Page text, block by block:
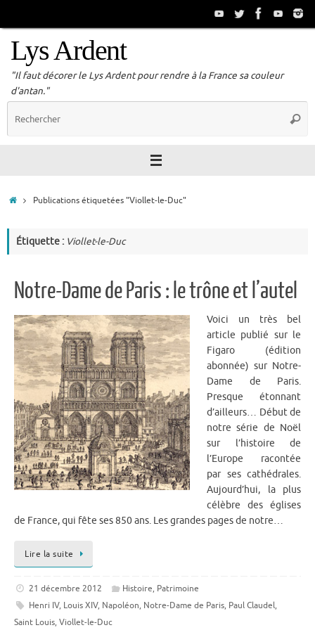
Lys Ardent
"Il faut décorer le Lys Ardent pour rendre à la France sa couleur
d'antan."
AccueilPublications étiquetées "Viollet-le-Duc"
Étiquette : Viollet-le-Duc
Notre-Dame de Paris : le trône et l’autel
Voici un très bel
article publié sur le
Figaro (édition
abonnée) sur Notre-
Dame de Paris.
Presque étonnant
d’ailleurs… Début de
notre série de Noël
sur l’histoire de
l’Europe racontée
par ses cathédrales.
Aujourd’hui, la plus
célèbre des églises
de France, qui fête ses 850 ans. Les grandes pages de notre…
Lire la suite
21 décembre 2012 Histoire, Patrimoine
Henri IV, Louis XIV, Napoléon, Notre-Dame de Paris, Paul Claudel,
Saint Louis, Viollet-le-Duc